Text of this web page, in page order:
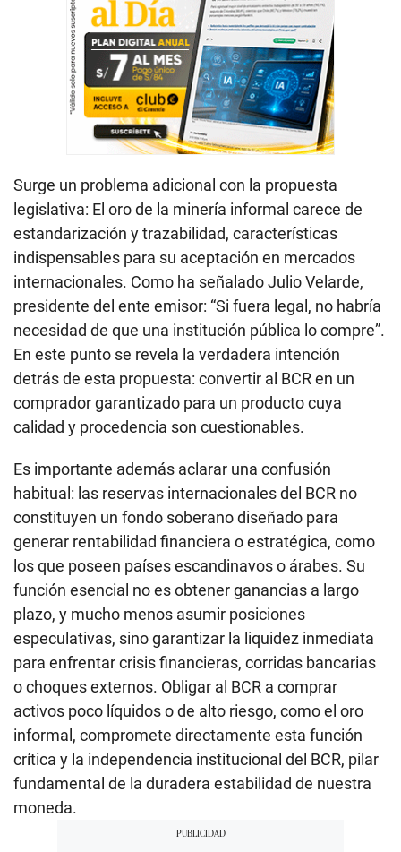
Surge un problema adicional con la propuesta
legislativa: El oro de la minería informal carece de
estandarización y trazabilidad, características
indispensables para su aceptación en mercados
internacionales. Como ha señalado Julio Velarde,
presidente del ente emisor: “Si fuera legal, no habría
necesidad de que una institución pública lo compre”.
En este punto se revela la verdadera intención
detrás de esta propuesta: convertir al BCR en un
comprador garantizado para un producto cuya
calidad y procedencia son cuestionables.
Es importante además aclarar una confusión
habitual: las reservas internacionales del BCR no
constituyen un fondo soberano diseñado para
generar rentabilidad financiera o estratégica, como
los que poseen países escandinavos o árabes. Su
función esencial no es obtener ganancias a largo
plazo, y mucho menos asumir posiciones
especulativas, sino garantizar la liquidez inmediata
para enfrentar crisis financieras, corridas bancarias
o choques externos. Obligar al BCR a comprar
activos poco líquidos o de alto riesgo, como el oro
informal, compromete directamente esta función
crítica y la independencia institucional del BCR, pilar
fundamental de la duradera estabilidad de nuestra
moneda.